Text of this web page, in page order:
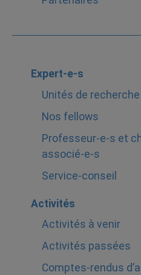
Expert-e-s
Unités de recherche
Nos fellows
Professeur-e-s et
associé-e-s
Service-conseil
Activités
Activités à venir
Activités passées
Comptes-rendus